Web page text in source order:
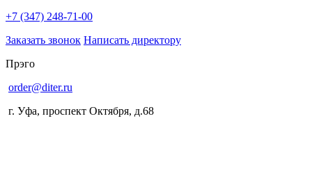
+7 (347) 248-71-00
Заказать звонок Написать директору
Прэго
order@diter.ru
г. Уфа, проспект Октября, д.68